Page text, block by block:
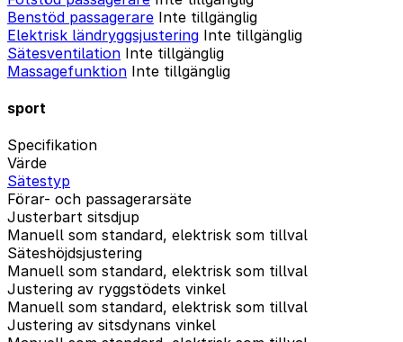
Benstöd passagerare Inte tillgänglig
Elektrisk ländryggsjustering Inte tillgänglig
Sätesventilation Inte tillgänglig
Massagefunktion Inte tillgänglig
sport
Specifikation
Värde
Sätestyp
Förar- och passagerarsäte
Justerbart sitsdjup
Manuell som standard, elektrisk som tillval
Säteshöjdsjustering
Manuell som standard, elektrisk som tillval
Justering av ryggstödets vinkel
Manuell som standard, elektrisk som tillval
Justering av sitsdynans vinkel